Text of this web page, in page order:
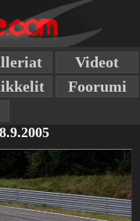
Videot
Foorumi